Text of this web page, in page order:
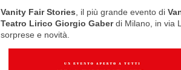
Vanity Fair Stories, il più grande evento di
Teatro Lirico Giorgio Gaberdi Milano, in via
sorprese e novità.